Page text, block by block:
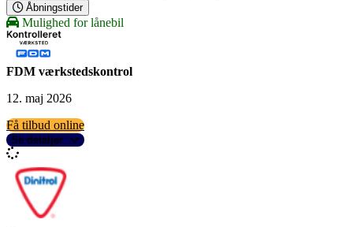
Åbningstider
Mulighed for lånebil
FDM værkstedskontrol
12. maj 2026
Få tilbud online
Se detaljer